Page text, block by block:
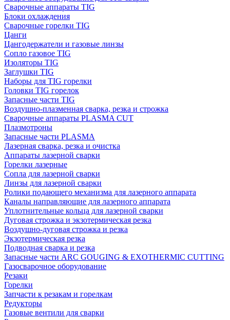
Сварочные аппараты TIG
Блоки охлаждения
Сварочные горелки TIG
Цанги
Цангодержатели и газовые линзы
Сопло газовое TIG
Изоляторы TIG
Заглушки TIG
Наборы для TIG горелки
Головки TIG горелок
Запасные части TIG
Воздушно-плазменная сварка, резка и строжка
Сварочные аппараты PLASMA CUT
Плазмотроны
Запасные части PLASMA
Лазерная сварка, резка и очистка
Аппараты лазерной сварки
Горелки лазерные
Сопла для лазерной сварки
Линзы для лазерной сварки
Ролики подающего механизма для лазерного аппарата
Каналы направляющие для лазерного аппарата
Уплотнительные кольца для лазерной сварки
Дуговая строжка и экзотермическая резка
Воздушно-дуговая строжка и резка
Экзотермическая резка
Подводная сварка и резка
Запасные части ARC GOUGING & EXOTHERMIC CUTTING
Газосварочное оборудование
Резаки
Горелки
Запчасти к резакам и горелкам
Редукторы
Газовые вентили для сварки